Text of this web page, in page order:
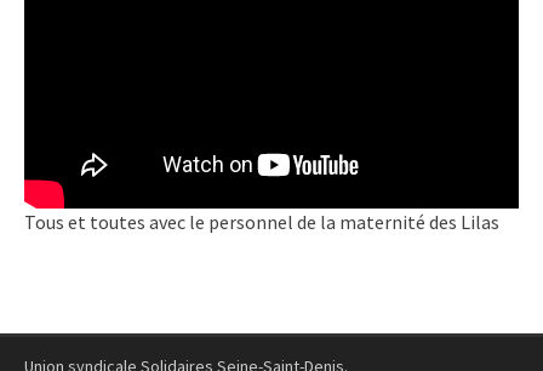
Tous et toutes avec le personnel de la maternité des Lilas
Union syndicale Solidaires Seine-Saint-Denis.